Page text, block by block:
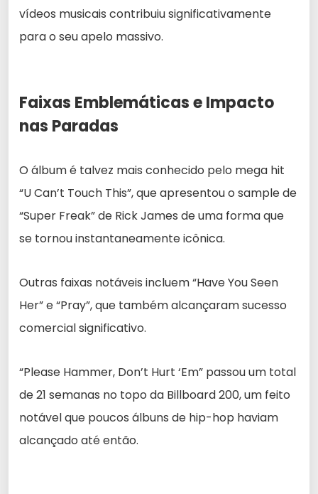
vídeos musicais contribuiu significativamente
para o seu apelo massivo.
Faixas Emblemáticas e Impacto
nas Paradas
O álbum é talvez mais conhecido pelo mega hit
“U Can’t Touch This”, que apresentou o sample de
“Super Freak” de Rick James de uma forma que
se tornou instantaneamente icônica.
Outras faixas notáveis incluem “Have You Seen
Her” e “Pray”, que também alcançaram sucesso
comercial significativo.
“Please Hammer, Don’t Hurt ‘Em” passou um total
de 21 semanas no topo da Billboard 200, um feito
notável que poucos álbuns de hip-hop haviam
alcançado até então.